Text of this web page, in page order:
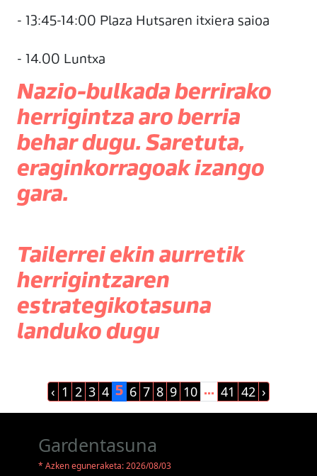
- 13:45-14:00 Plaza Hutsaren itxiera saioa
- 14.00 Luntxa
Nazio-bulkada berrirako
herrigintza aro berria
behar dugu. Saretuta,
eraginkorragoak izango
gara.
Tailerrei ekin aurretik
herrigintzaren
estrategikotasuna
landuko dugu
‹ 1 2 3 4 5 6 7 8 9 10 ... 41 42 ›
Gardentasuna
* Azken eguneraketa: 2026/08/03